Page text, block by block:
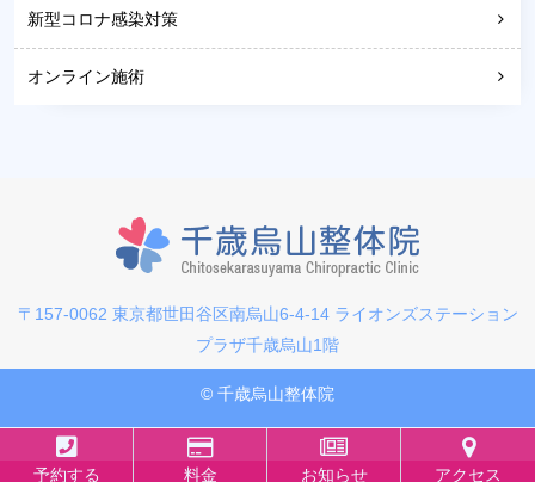
新型コロナ感染対策
オンライン施術
予約する 料金 お知らせ アクセス
〒157-0062 東京都世田谷区南烏山6-4-14 ライオンズステーション
プラザ千歳烏山1階
© 千歳烏山整体院